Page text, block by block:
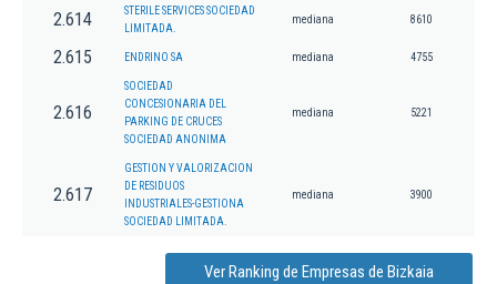
2.614
STERILE SERVICES SOCIEDAD
LIMITADA.
mediana 8610
2.615 ENDRINO SA mediana 4755
2.616
SOCIEDAD
CONCESIONARIA DEL
PARKING DE CRUCES
SOCIEDAD ANONIMA
mediana 5221
2.617
GESTION Y VALORIZACION
DE RESIDUOS
INDUSTRIALES-GESTIONA
SOCIEDAD LIMITADA.
mediana 3900
Ver Ranking de Empresas de Bizkaia